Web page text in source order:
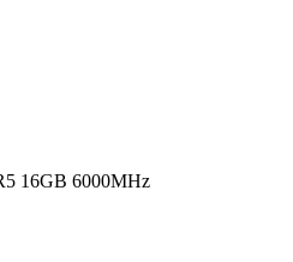
16GB 6000MHz